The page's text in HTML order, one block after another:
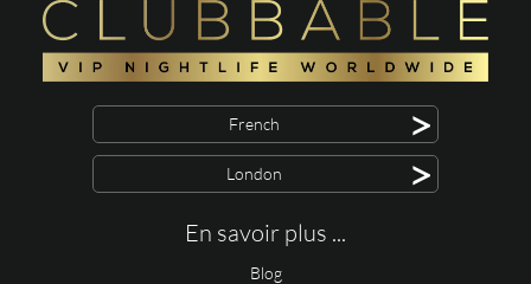
French >
London >
En savoir plus ...
Blog